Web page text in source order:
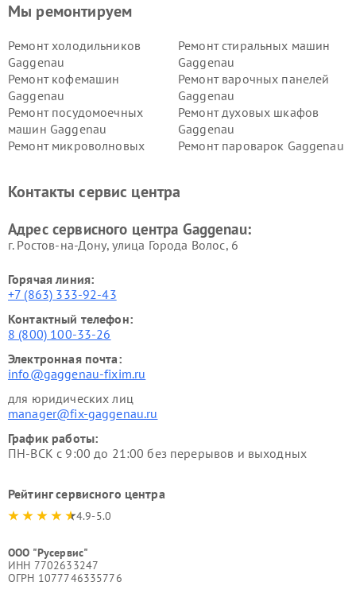
Мы ремонтируем
Ремонт холодильников
Gaggenau
Ремонт стиральных машин
Gaggenau
Ремонт кофемашин
Gaggenau
Ремонт варочных панелей
Gaggenau
Ремонт посудомоечных
машин Gaggenau
Ремонт духовых шкафов
Gaggenau
Ремонт микроволновых
Ремонт пароварок Gaggenau
Контакты сервис центра
Адрес сервисного центра Gaggenau:
г. Ростов-на-Дону, улица Города Волос, 6
Горячая линия:
+7 (863) 333-92-43
Контактный телефон:
8 (800) 100-33-26
Электронная почта:
info@gaggenau-fixim.ru
для юридических лиц
manager@fix-gaggenau.ru
График работы:
ПН-ВСК с 9:00 до 21:00 без перерывов и выходных
Рейтинг сервисного центра
4.9-5.0
ООО "Русервис"
ИНН 7702633247
ОГРН 1077746335776